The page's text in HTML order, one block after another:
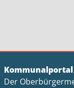
Der